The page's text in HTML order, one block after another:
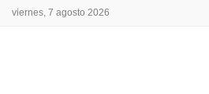
viernes, 7 agosto 2026